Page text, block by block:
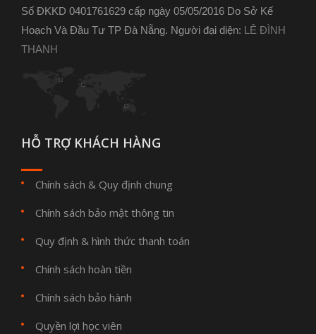
Số ĐKKD 0401761629 cấp ngày 05/05/2016 Do Sở Kế
Hoạch Và Đầu Tư TP Đà Nẵng. Người đại diện: LÊ ĐÌNH
THANH
HỖ TRỢ KHÁCH HÀNG
Chính sách & Quy định chung
Chính sách bảo mật thông tin
Quy định & hình thức thanh toán
Chính sách hoàn tiền
Chính sách bảo hành
Quyền lợi học viên